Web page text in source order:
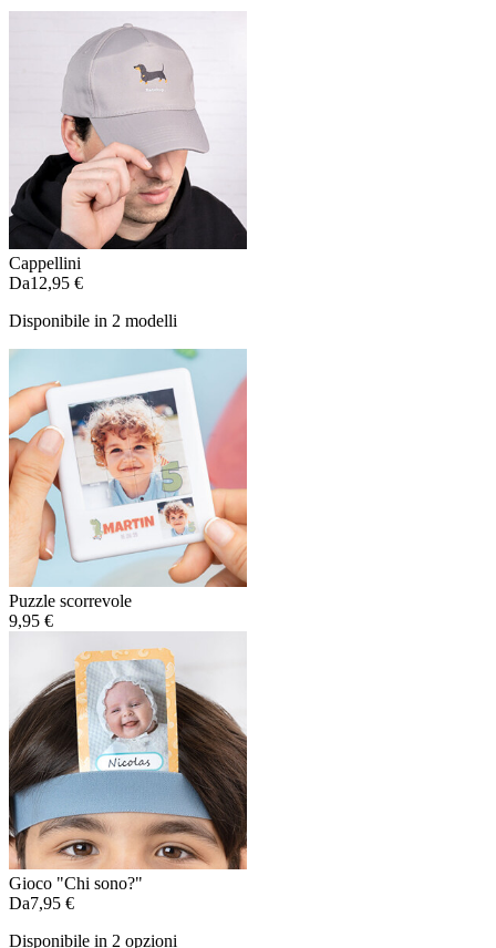
Cappellini
Da12,95 €
Disponibile in 2 modelli
Puzzle scorrevole
9,95 €
Gioco "Chi sono?"
Da7,95 €
Disponibile in 2 opzioni